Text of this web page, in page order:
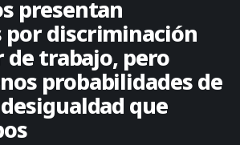
presentan
por discriminación
de trabajo, pero
probabilidades de
que